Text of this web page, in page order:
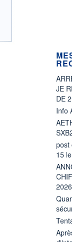
JE
DE
Info
post
15
2026